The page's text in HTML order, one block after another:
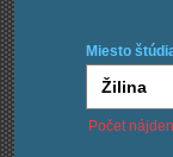
Miesto
Počet